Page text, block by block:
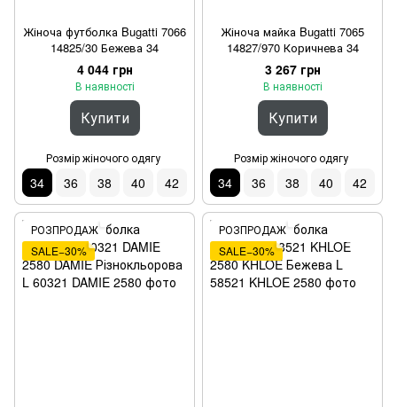
Жіноча футболка Bugatti 7066
14825/30 Бежева 34
4 044 грн
В наявності
Купити
Розмір жіночого одягу
34 36 38 40 42
Жіноча майка Bugatti 7065
14827/970 Коричнева 34
3 267 грн
В наявності
Купити
Розмір жіночого одягу
34 36 38 40 42
РОЗПРОДАЖ
SALE−30%
РОЗПРОДАЖ
SALE−30%